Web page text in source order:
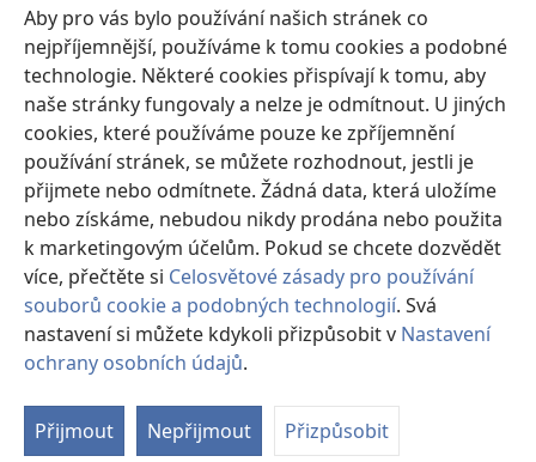
Aby pro vás bylo používání našich stránek co
nejpříjemnější, používáme k tomu cookies a podobné
technologie. Některé cookies přispívají k tomu, aby
naše stránky fungovaly a nelze je odmítnout. U jiných
cookies, které používáme pouze ke zpříjemnění
používání stránek, se můžete rozhodnout, jestli je
přijmete nebo odmítnete. Žádná data, která uložíme
nebo získáme, nebudou nikdy prodána nebo použita
k marketingovým účelům. Pokud se chcete dozvědět
více, přečtěte si Celosvětové zásady pro používání
souborů cookie a podobných technologií. Svá
nastavení si můžete kdykoli přizpůsobit v Nastavení
ochrany osobních údajů.
Přijmout Nepřijmout Přizpůsobit
nové
okno) ONLINE KNIHOVNA Strážné věže
(otevřeno
nové
okno)JW Hub®
(otevřeno
nové
okno)JW Library
Watchtower Library
Copyright© 2026 Watch Tower Bible and Tract Society of Pennsylvania.
PODMÍNKY POUŽITÍ| OCHRANA SOUKROMÍ
SOUKROMÍ